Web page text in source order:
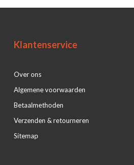
Klantenservice
Over ons
Algemene voorwaarden
Betaalmethoden
Verzenden & retourneren
Sitemap